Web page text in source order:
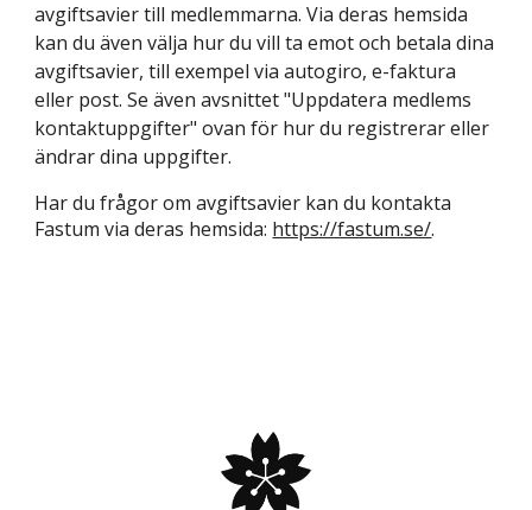
avgiftsavier till medlemmarna. Via deras hemsida
kan du även välja hur du vill ta emot och betala dina
avgiftsavier, till exempel via autogiro, e-faktura
eller post. Se även avsnittet "Uppdatera medlems
kontaktuppgifter" ovan för hur du registrerar eller
ändrar dina uppgifter.
Har du frågor om avgiftsavier kan du kontakta
Fastum via deras hemsida: https://fastum.se/.